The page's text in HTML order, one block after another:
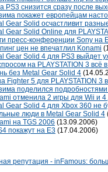
PS3 снизится сразу после
покажет европейцам
Gear Solid осчастливит
Gear Solid Online для
пресс-конференции Sony на
цен не впечатлил Konami
Gear Solid 4 для PS3 выйдет
на PLAYSTATION 3 всё
без Metal Gear Solid 4
Fighter 5 для PLAYSTATION 3
поделился
отменила 2 игры для Wii и
Gear Solid 4 для Xbox 360 не
люди в Metal Gear Solid 4
на TGS 2006 (13.09.2006)
покажут на E3 (17.04.2006)
репутация - inFamous: